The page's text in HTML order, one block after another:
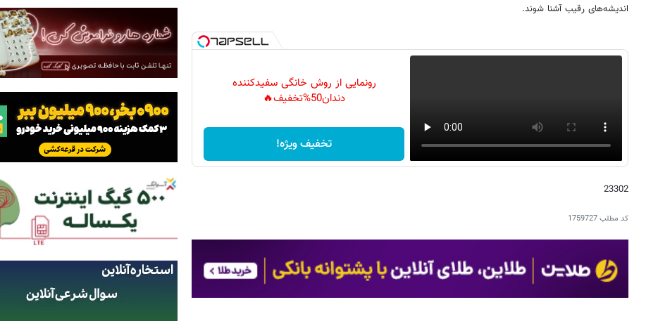
اندیشه‌های رقیب آشنا شوند.
رونمایی از روش خانگی سفیدکننده
دندان50%تخفیف🔥
تخفیف ویژه!
23302
کد مطلب1759727